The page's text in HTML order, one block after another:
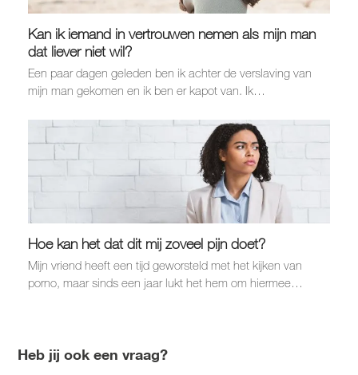
Kan ik iemand in vertrouwen nemen als mijn man
dat liever niet wil?
Een paar dagen geleden ben ik achter de verslaving van
mijn man gekomen en ik ben er kapot van. Ik…
Hoe kan het dat dit mij zoveel pijn doet?
Mijn vriend heeft een tijd geworsteld met het kijken van
porno, maar sinds een jaar lukt het hem om hiermee…
Heb jij ook een vraag?